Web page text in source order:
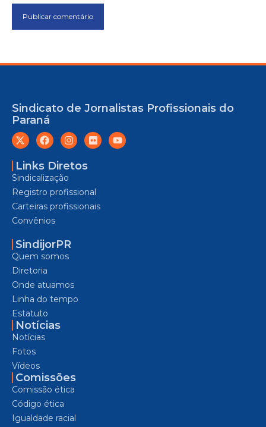
Sindicato de Jornalistas Profissionais do
Paraná
Links Diretos
Sindicalização
Registro profissional
Carteiras profissionais
Convênios
SindijorPR
Quem somos
Diretoria
Onde atuamos
Linha do tempo
Estatuto
Notícias
Notícias
Fotos
Vídeos
Comissões
Comissão ética
Código ética
Igualdade racial